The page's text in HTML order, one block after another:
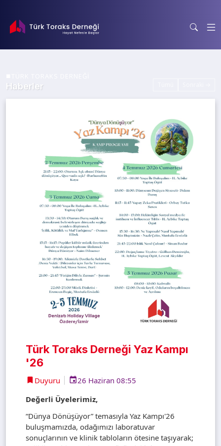
Haberler
Türk Toraks Derneği Yaz Kampı
'26
Duyuru
26 Haziran 08:55
Değerli Üyelerimiz,
“Dünya Dönüşüyor” temasıyla Yaz Kampı'26
buluşmamızda, odağımızı laboratuvar
sonuçlarının ve klinik tabloların ötesine taşıyarak;